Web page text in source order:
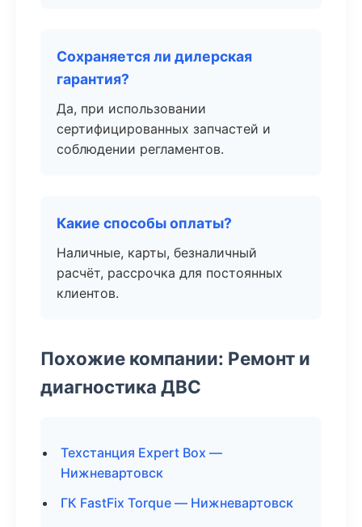
Сохраняется ли дилерская
гарантия?
Да, при использовании
сертифицированных запчастей и
соблюдении регламентов.
Какие способы оплаты?
Наличные, карты, безналичный
расчёт, рассрочка для постоянных
клиентов.
Похожие компании: Ремонт и
диагностика ДВС
Техстанция Expert Box —
Нижневартовск
ГК FastFix Torque — Нижневартовск